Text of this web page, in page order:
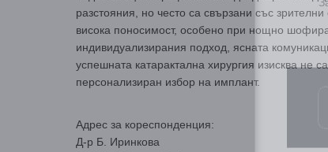
разстояния, но често са свързани със
висока поносимост, особено при нощно
индивидуализирания подход, ясната
успешната катарактална хирургия изисква не
персонализиран избор на имплант.
Адрес за кореспонденция:
Д-р Б. Иринкова